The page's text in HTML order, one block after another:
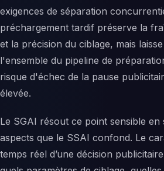
exigences de séparation
préchargement tardif préserve la
et la précision du ciblage, mais
l'ensemble du pipeline de
risque d'échec de la pause
élevée.
Le SGAI résout ce point sensible en
aspects que le SSAI confond. Le
temps réel d’une décision